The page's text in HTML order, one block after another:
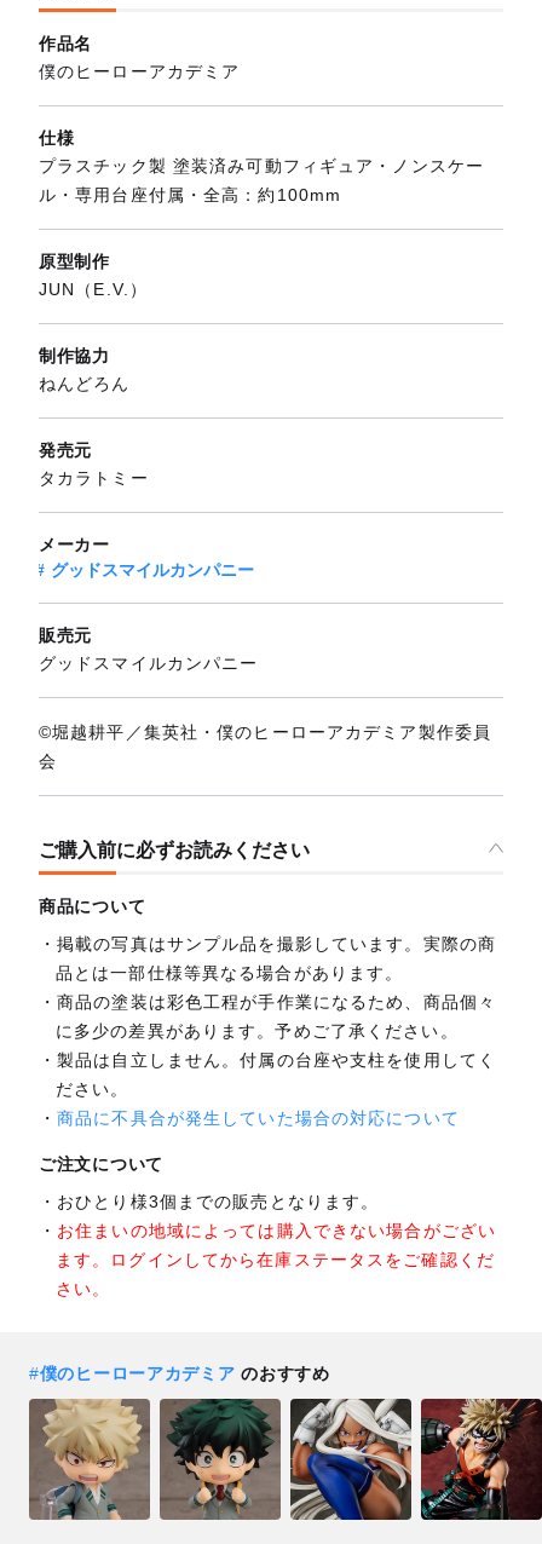
作品名
僕のヒーローアカデミア
仕様
プラスチック製 塗装済み可動フィギュア・ノンスケー
ル・専用台座付属・全高：約100mm
原型制作
JUN（E.V.）
制作協力
ねんどろん
発売元
タカラトミー
メーカー
グッドスマイルカンパニー
販売元
グッドスマイルカンパニー
©堀越耕平／集英社・僕のヒーローアカデミア製作委員
会
ご購入前に必ずお読みください
商品について
掲載の写真はサンプル品を撮影しています。実際の商
品とは一部仕様等異なる場合があります。
商品の塗装は彩色工程が手作業になるため、商品個々
に多少の差異があります。予めご了承ください。
製品は自立しません。付属の台座や支柱を使用してく
ださい。
商品に不具合が発生していた場合の対応について
ご注文について
おひとり様3個までの販売となります。
お住まいの地域によっては購入できない場合がござい
ます。ログインしてから在庫ステータスをご確認くだ
さい。
#僕のヒーローアカデミア のおすすめ